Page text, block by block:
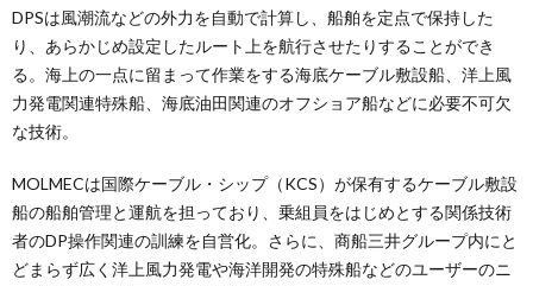
DPSは風潮流などの外力を自動で計算し、船舶を定点で保持した
り、あらかじめ設定したルート上を航行させたりすることができ
る。海上の一点に留まって作業をする海底ケーブル敷設船、洋上風
力発電関連特殊船、海底油田関連のオフショア船などに必要不可欠
な技術。
MOLMECは国際ケーブル・シップ（KCS）が保有するケーブル敷設
船の船舶管理と運航を担っており、乗組員をはじめとする関係技術
者のDP操作関連の訓練を自営化。さらに、商船三井グループ内にと
どまらず広く洋上風力発電や海洋開発の特殊船などのユーザーのニ